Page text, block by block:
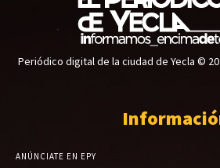
Periódico digital de la ciudad de Yecla ©
ANÚNCIATE EN EPY